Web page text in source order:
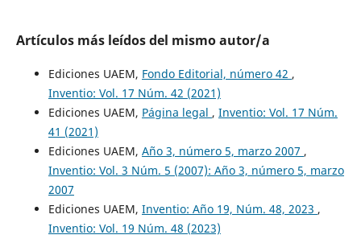
Artículos más leídos del mismo autor/a
Ediciones UAEM, Fondo Editorial, número 42 ,
Inventio: Vol. 17 Núm. 42 (2021)
Ediciones UAEM, Página legal , Inventio: Vol. 17 Núm.
41 (2021)
Ediciones UAEM, Año 3, número 5, marzo 2007 ,
Inventio: Vol. 3 Núm. 5 (2007): Año 3, número 5, marzo
2007
Ediciones UAEM, Inventio: Año 19, Núm. 48, 2023 ,
Inventio: Vol. 19 Núm. 48 (2023)